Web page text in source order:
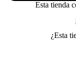
Esta tienda
¿Esta